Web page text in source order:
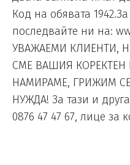
Код на обявата
последвайте ни на:
УВАЖАЕМИ КЛИЕНТИ,
СМЕ ВАШИЯ КОРЕКТЕН
НАМИРАМЕ, ГРИЖИМ
НУЖДА! За тази и
0876 47 47 67, лице за